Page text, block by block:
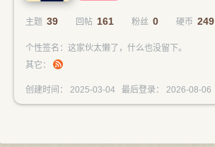
主题 39 回帖 161 粉丝 0 硬币 249
个性签名：这家伙太懒了，什么也没留下。
其它：
创建时间： 2025-03-04 最后登录： 2026-08-06